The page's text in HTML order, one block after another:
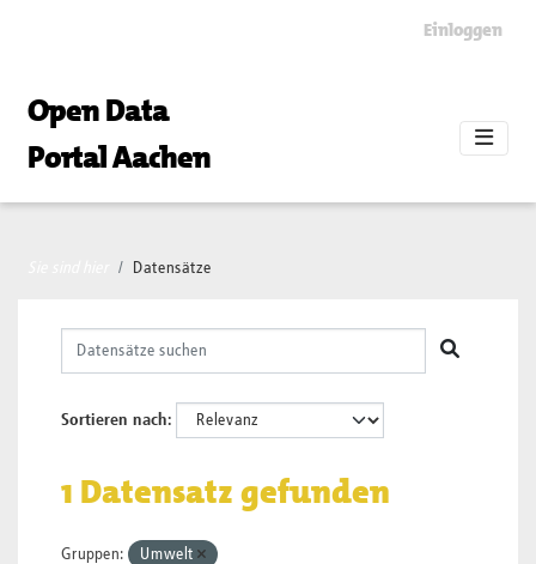
Einloggen
Open Data
Portal Aachen
Datensätze
Sortieren nach
1 Datensatz gefunden
Gruppen: Umwelt